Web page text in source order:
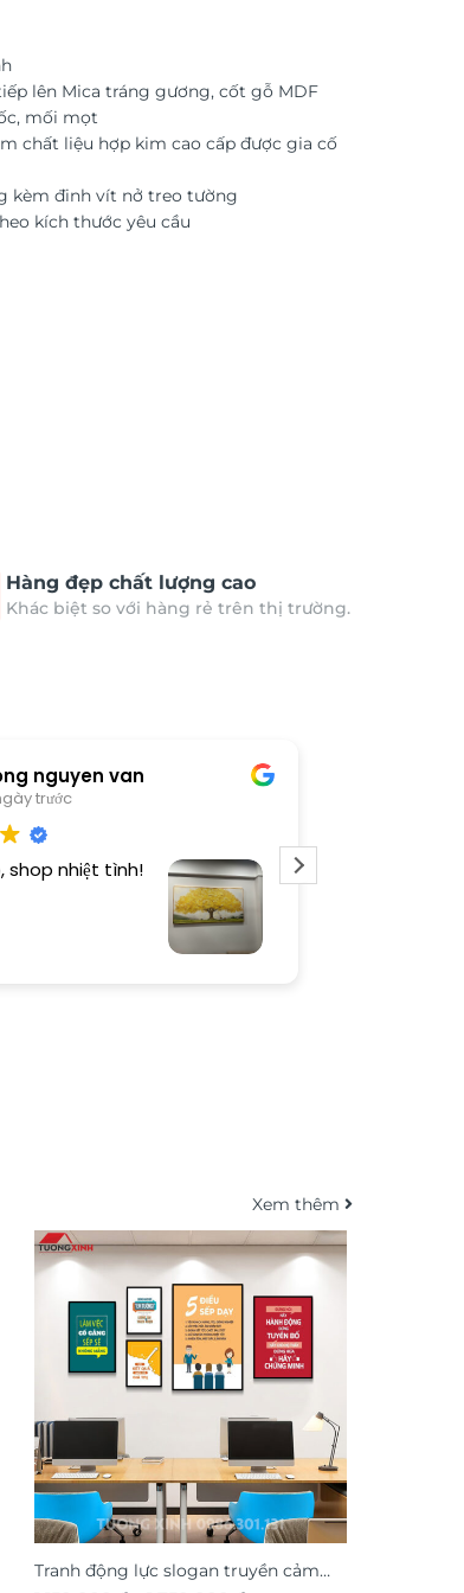
lên Mica tráng gương, cốt gỗ MDF
mối mọt
chất liệu hợp kim cao cấp được gia cố
kèm đinh vít nở treo tường
kích thước yêu cầu
Hàng đẹp chất lượng cao
Khác biệt so với hàng rẻ trên thị trường.
nguyen van
trước
shop nhiệt tình!
Xem thêm
Tranh động lực slogan truyền cảm